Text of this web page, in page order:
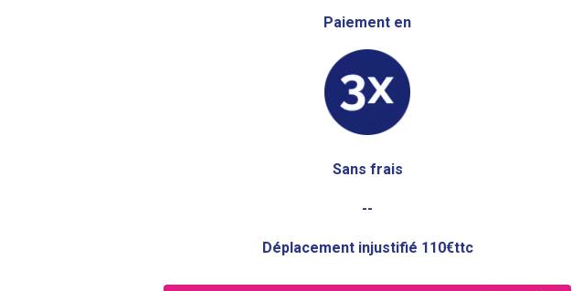
Paiement en
Sans frais
--
Déplacement injustifié 110€ttc